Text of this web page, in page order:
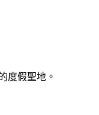
度假聖地。